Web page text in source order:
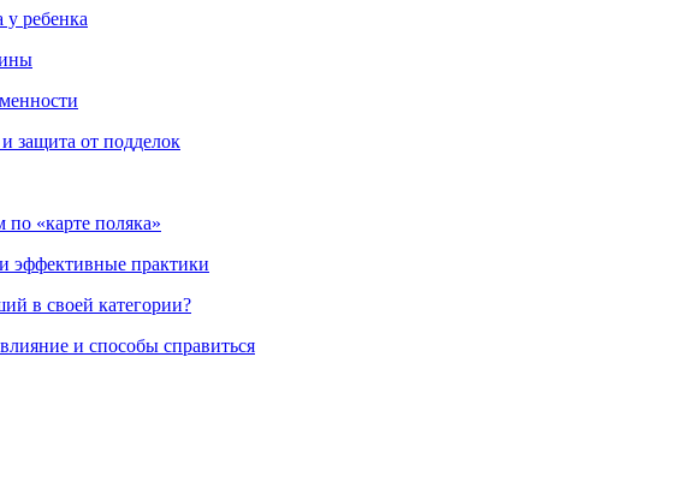
у ребенка
защита от подделок
«карте поляка»
эффективные практики
в своей категории?
и способы справиться